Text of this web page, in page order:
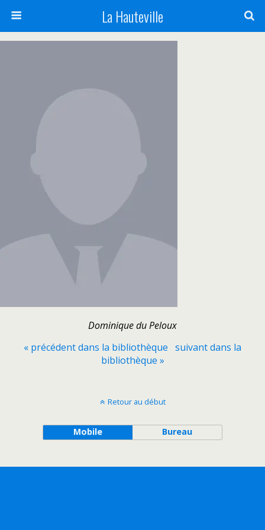
La Hauteville
Dominique du Peloux
« précédent dans la bibliothèque suivant dans la
bibliothèque »
Retour au début
Mobile Bureau